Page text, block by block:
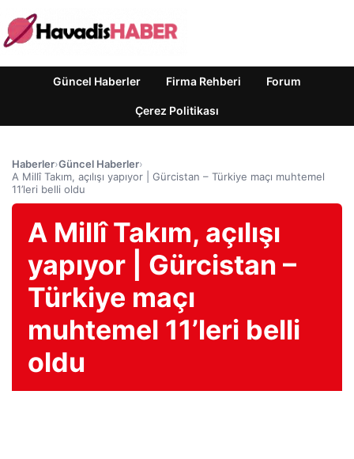
Güncel Haberler Firma Rehberi Forum
Çerez Politikası
Haberler›Güncel Haberler›
A Millî Takım, açılışı yapıyor | Gürcistan – Türkiye maçı muhtemel
11’leri belli oldu
A Millî Takım, açılışı
yapıyor | Gürcistan –
Türkiye maçı
muhtemel 11’leri belli
oldu